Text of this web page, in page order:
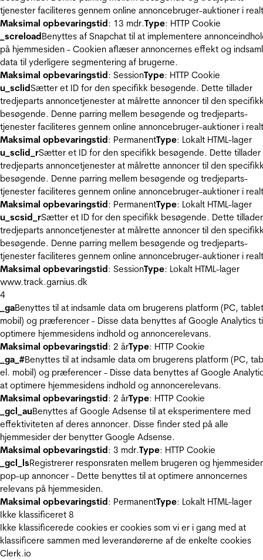
tjenester faciliteres gennem online annoncebruger-auktioner i
Maksimal opbevaringstid: 13 mdr.Type: HTTP Cookie
_screloadBenyttes af Snapchat til at implementere
på hjemmesiden - Cookien aflæser annoncernes effekt og
data til yderligere segmentering af brugerne.
Maksimal opbevaringstid: SessionType: HTTP Cookie
u_sclidSætter et ID for den specifikk besøgende. Dette tillader
tredjeparts annoncetjenester at målrette annoncer til den
besøgende. Denne parring mellem besøgende og tredjeparts-
tjenester faciliteres gennem online annoncebruger-auktioner i
Maksimal opbevaringstid: PermanentType: Lokalt HTML-lager
u_sclid_rSætter et ID for den specifikk besøgende. Dette tillader
tredjeparts annoncetjenester at målrette annoncer til den
besøgende. Denne parring mellem besøgende og tredjeparts-
tjenester faciliteres gennem online annoncebruger-auktioner i
Maksimal opbevaringstid: PermanentType: Lokalt HTML-lager
u_scsid_rSætter et ID for den specifikk besøgende. Dette tillader
tredjeparts annoncetjenester at målrette annoncer til den
besøgende. Denne parring mellem besøgende og tredjeparts-
tjenester faciliteres gennem online annoncebruger-auktioner i
Maksimal opbevaringstid: SessionType: Lokalt HTML-lager
www.track.garnius.dk
4
_gaBenyttes til at indsamle data om brugerens platform (PC,
mobil) og præferencer - Disse data benyttes af Google Analytics
optimere hjemmesidens indhold og annoncerelevans.
Maksimal opbevaringstid: 2 årType: HTTP Cookie
_ga_#Benyttes til at indsamle data om brugerens platform (PC,
el. mobil) og præferencer - Disse data benyttes af Google
at optimere hjemmesidens indhold og annoncerelevans.
Maksimal opbevaringstid: 2 årType: HTTP Cookie
_gcl_auBenyttes af Google Adsense til at eksperimentere med
effektiviteten af deres annoncer. Disse finder sted på alle
hjemmesider der benytter Google Adsense.
Maksimal opbevaringstid: 3 mdr.Type: HTTP Cookie
_gcl_lsRegistrerer responsraten mellem brugeren og
pop-up annoncer - Dette benyttes til at optimere annoncernes
relevans på hjemmesiden.
Maksimal opbevaringstid: PermanentType: Lokalt HTML-lager
Ikke klassificeret 8
Ikke klassificerede cookies er cookies som vi er i gang med at
klassificere sammen med leverandørerne af de enkelte cookies
Clerk.io